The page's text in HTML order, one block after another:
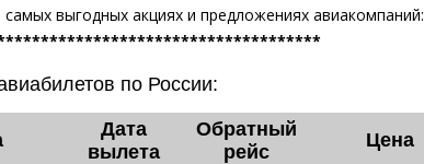
выгодных акциях и предложениях авиакомпаний:
по России:
Дата
вылета
Обратный
рейс
Цена